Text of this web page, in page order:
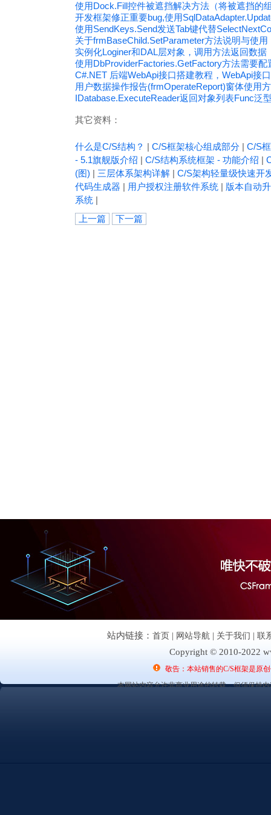
使用Dock.Fill控件被遮挡解决方法（将被遮挡的
开发框架修正重要bug,使用
使用SendKeys.Send发送Tab键代替
关于frmBaseChild.SetParameter方法说明与使
实例化Loginer和DAL层对象，调用方法返回数据
使用DbProviderFactories.GetFactory方法需要配
C#.NET 后端WebApi接口搭建教程，WebApi接
用户数据操作报告(frmOperateReport)窗体使用
IDatabase.ExecuteReader返回对象列表Func泛
其它资料：
什么是C/S结构？ | C/S框架核心组成部分 | C/S
- 5.1旗舰版介绍 | C/S结构系统框架 - 功能介绍 |
(图) | 三层体系架构详解 | C/S架构轻量级快速开
代码生成器 | 用户授权注册软件系统 | 版本自动
系统 |
上一篇
下一篇
站内链接： 首页 | 网站导航 | 关于我们 | 联
Copyright © 2010-2022
敬告：本站销售的C/S框架是原
本网站内容允许非商业用途的转载，但须保持